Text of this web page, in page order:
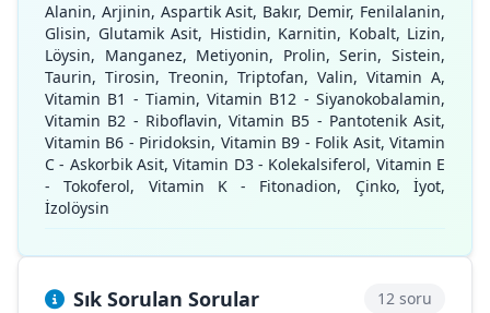
Alanin, Arjinin, Aspartik Asit, Bakır, Demir, Fenilalanin,
Glisin, Glutamik Asit, Histidin, Karnitin, Kobalt, Lizin,
Löysin, Manganez, Metiyonin, Prolin, Serin, Sistein,
Taurin, Tirosin, Treonin, Triptofan, Valin, Vitamin A,
Vitamin B1 - Tiamin, Vitamin B12 - Siyanokobalamin,
Vitamin B2 - Riboflavin, Vitamin B5 - Pantotenik Asit,
Vitamin B6 - Piridoksin, Vitamin B9 - Folik Asit, Vitamin
C - Askorbik Asit, Vitamin D3 - Kolekalsiferol, Vitamin E
- Tokoferol, Vitamin K - Fitonadion, Çinko, İyot,
İzolöysin
Sık Sorulan Sorular 12 soru